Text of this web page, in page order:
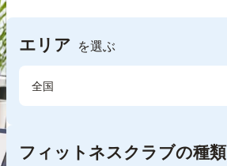
エリア を選ぶ
全国
フィットネスクラブの種類